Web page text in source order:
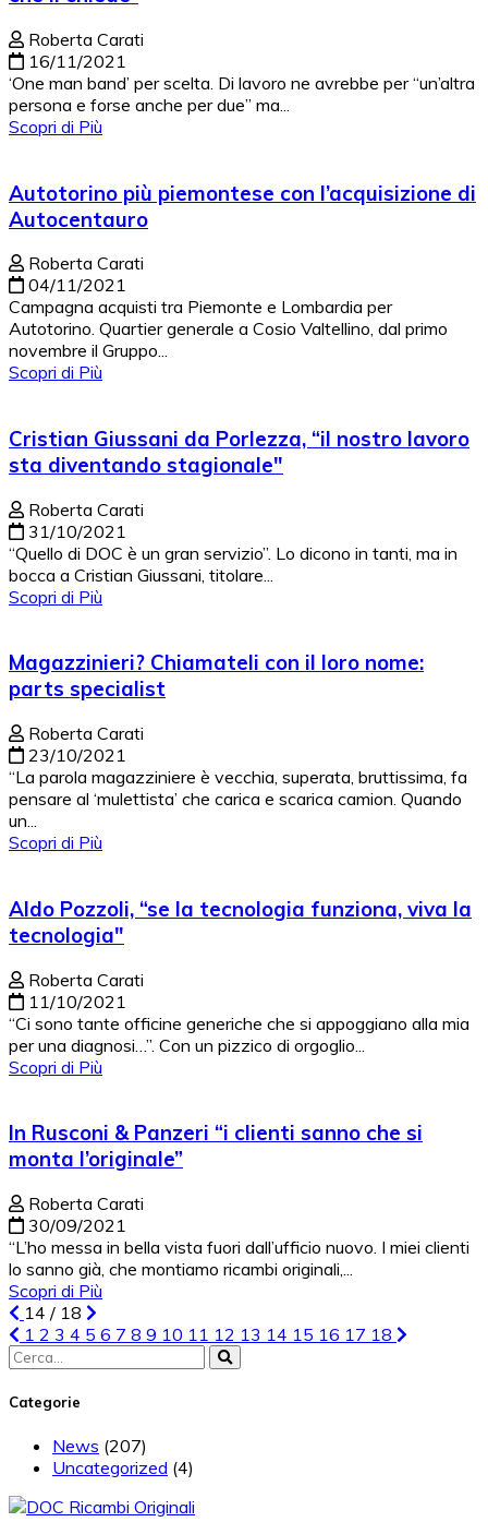
Roberta Carati
16/11/2021
‘One man band’ per scelta. Di lavoro ne avrebbe per “un’altra
persona e forse anche per due” ma...
Scopri di Più
Autotorino più piemontese con l’acquisizione di
Autocentauro
Roberta Carati
04/11/2021
Campagna acquisti tra Piemonte e Lombardia per
Autotorino. Quartier generale a Cosio Valtellino, dal primo
novembre il Gruppo...
Scopri di Più
Cristian Giussani da Porlezza, “il nostro lavoro
sta diventando stagionale"
Roberta Carati
31/10/2021
“Quello di DOC è un gran servizio”. Lo dicono in tanti, ma in
bocca a Cristian Giussani, titolare...
Scopri di Più
Magazzinieri? Chiamateli con il loro nome:
parts specialist
Roberta Carati
23/10/2021
“La parola magazziniere è vecchia, superata, bruttissima, fa
pensare al ‘mulettista’ che carica e scarica camion. Quando
un...
Scopri di Più
Aldo Pozzoli, “se la tecnologia funziona, viva la
tecnologia"
Roberta Carati
11/10/2021
“Ci sono tante officine generiche che si appoggiano alla mia
per una diagnosi…”. Con un pizzico di orgoglio...
Scopri di Più
In Rusconi & Panzeri “i clienti sanno che si
monta l’originale”
Roberta Carati
30/09/2021
“L’ho messa in bella vista fuori dall’ufficio nuovo. I miei clienti
lo sanno già, che montiamo ricambi originali,...
Scopri di Più
14 / 18
1 2 3 4 5 6 7 8 9 10 11 12 13 14 15 16 17 18
Search
Categorie
News (207)
Uncategorized (4)